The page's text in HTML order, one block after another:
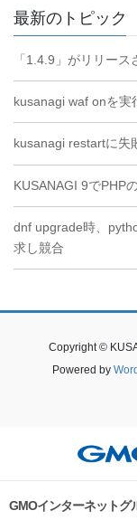
最新のトピック
「1.4.9」がリリー
kusanagi waf onを実
kusanagi restartに失
KUSANAGI 9でPHP
dnf upgrade時、
求し競合
Copyright ©
Powered by
GMOインターネットグ